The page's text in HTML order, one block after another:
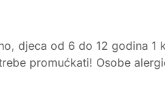
djeca od 6 do 12 godina
promućkati! Osobe